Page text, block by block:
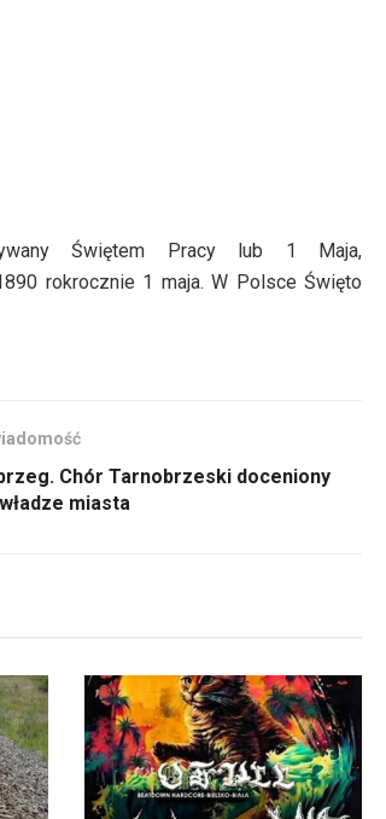
Świętem Pracy lub 1 Maja,
rokrocznie 1 maja. W Polsce Święto
Chór Tarnobrzeski doceniony
miasta